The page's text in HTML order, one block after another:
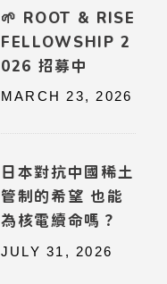
🌱 ROOT & RISE
FELLOWSHIP 2
026 招募中
MARCH 23, 2026
日本對抗中國稀土
管制的希望 也能
為核電續命嗎？
JULY 31, 2026